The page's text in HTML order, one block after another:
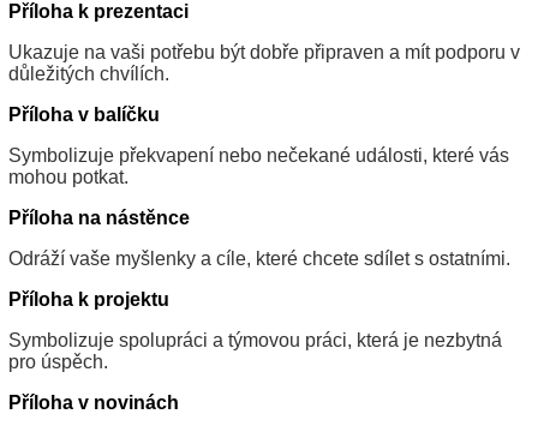
Příloha k prezentaci
Ukazuje na vaši potřebu být dobře připraven a mít podporu v
důležitých chvílích.
Příloha v balíčku
Symbolizuje překvapení nebo nečekané události, které vás
mohou potkat.
Příloha na nástěnce
Odráží vaše myšlenky a cíle, které chcete sdílet s ostatními.
Příloha k projektu
Symbolizuje spolupráci a týmovou práci, která je nezbytná
pro úspěch.
Příloha v novinách